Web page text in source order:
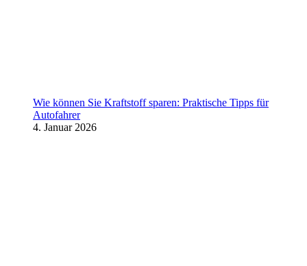
Wie können Sie Kraftstoff sparen: Praktische Tipps für
Autofahrer
4. Januar 2026